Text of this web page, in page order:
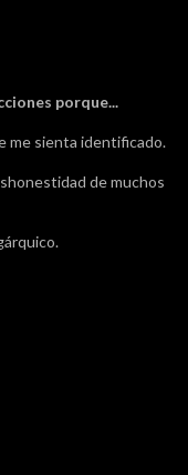
porque...
me sienta identificado.
de muchos